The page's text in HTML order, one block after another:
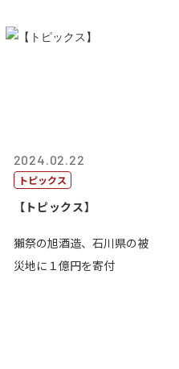
2024.02.22
トピックス
【トピックス】
獺祭の旭酒造、石川県の被
災地に１億円を寄付